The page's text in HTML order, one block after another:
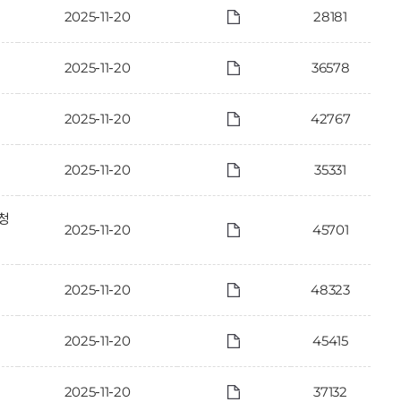
2025-11-20 28181
2025-11-20 36578
2025-11-20 42767
2025-11-20 35331
2025-11-20 45701
2025-11-20 48323
2025-11-20 45415
2025-11-20 37132